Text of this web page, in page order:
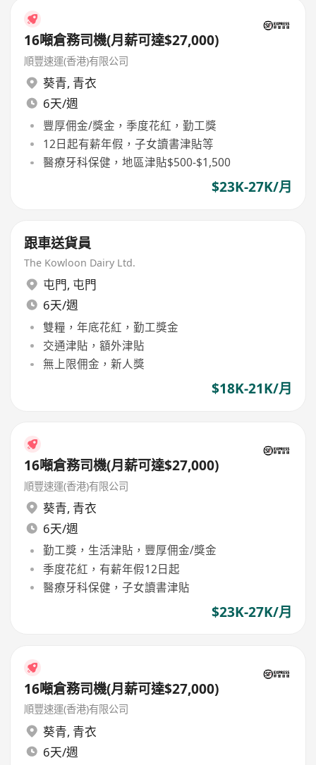
16噸倉務司機(月薪可達$27,000)
順豐速運(香港)有限公司
葵青, 青衣
6天/週
豐厚佣金/獎金，季度花紅，勤工獎
12日起有薪年假，子女讀書津貼等
醫療牙科保健，地區津貼$500-$1,500
$23K-27K/月
跟車送貨員
The Kowloon Dairy Ltd.
屯門, 屯門
6天/週
雙糧，年底花紅，勤工獎金
交通津貼，額外津貼
無上限佣金，新人獎
$18K-21K/月
16噸倉務司機(月薪可達$27,000)
順豐速運(香港)有限公司
葵青, 青衣
6天/週
勤工獎，生活津貼，豐厚佣金/獎金
季度花紅，有薪年假12日起
醫療牙科保健，子女讀書津貼
$23K-27K/月
16噸倉務司機(月薪可達$27,000)
順豐速運(香港)有限公司
葵青, 青衣
6天/週